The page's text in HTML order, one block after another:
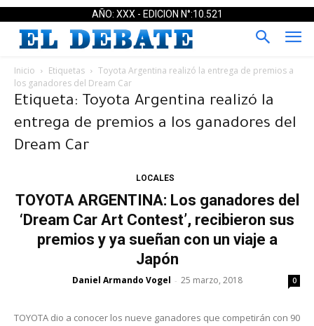
AÑO: XXX - EDICION N°:10.521
Inicio Etiquetas
Toyota Argentina realizó la entrega de premios a
los ganadores del Dream Car
Etiqueta: Toyota Argentina realizó la
entrega de premios a los ganadores del
Dream Car
LOCALES
TOYOTA ARGENTINA: Los ganadores del
‘Dream Car Art Contest’, recibieron sus
premios y ya sueñan con un viaje a
Japón
Daniel Armando Vogel - 25 marzo, 2018 0
TOYOTA dio a conocer los nueve ganadores que competirán con 90